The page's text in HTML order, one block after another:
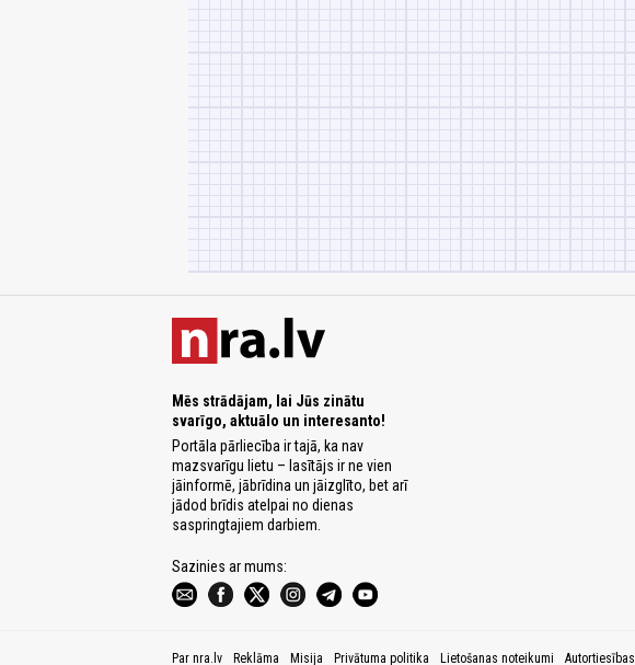
Mēs strādājam, lai Jūs zinātu
svarīgo, aktuālo un interesanto!
Portāla pārliecība ir tajā, ka nav
mazsvarīgu lietu – lasītājs ir ne vien
jāinformē, jābrīdina un jāizglīto, bet arī
jādod brīdis atelpai no dienas
saspringtajiem darbiem.
Sazinies ar mums:
Par nra.lv Reklāma Misija Privātuma politika Lietošanas noteikumi Autortiesības